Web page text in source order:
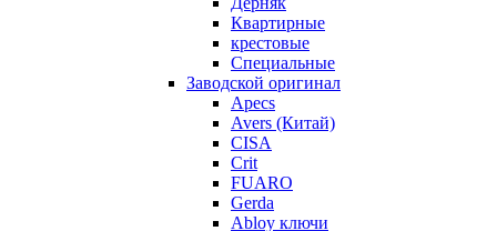
Квартирные
крестовые
Специальные
Заводской оригинал
Apecs
Avers (Китай)
CISA
Crit
FUARO
Gerda
Abloy ключи